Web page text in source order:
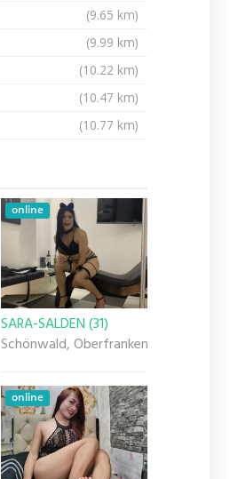
(9.65 km)
(9.99 km)
(10.22 km)
(10.47 km)
(10.77 km)
online
SARA-SALDEN (31)
Schönwald, Oberfranken
online